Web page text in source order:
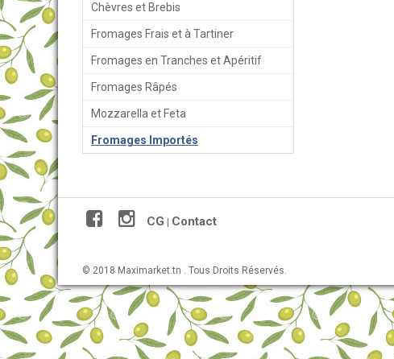
Chèvres et Brebis
Fromages Frais et à Tartiner
Fromages en Tranches et Apéritif
Fromages Râpés
Mozzarella et Feta
Fromages Importés
CG Contact
© 2018 Maximarket.tn . Tous Droits Réservés.